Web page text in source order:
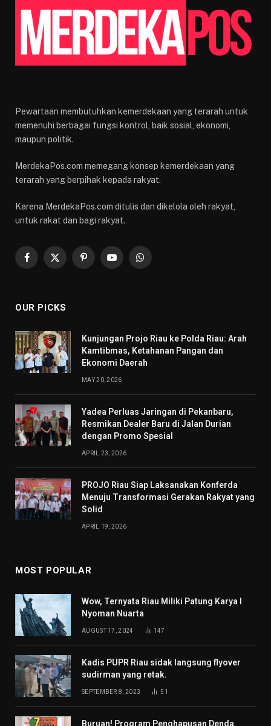
Pewartaan membutuhkan kemerdekaan yang terarah untuk
memenuhi berbagai fungsi kontrol, baik sosial, ekonomi,
maupun politik.
MerdekaPos.com memegang konsep kemerdekaan yang
terarah yang berpihak kepada rakyat.
Karena MerdekaPos.com ditulis dan dikelola oleh rakyat,
untuk rakat dan bagi rakyat.
Facebook
X
PinterestYouTubeWhatsApp
OUR PICKS
Kunjungan Projo Riau ke Polda Riau: Arah
Kamtibmas, Ketahanan Pangan dan
Ekonomi Daerah
MAY 20, 2026
Yadea Perluas Jaringan di Pekanbaru,
Resmikan Dealer Baru di Jalan Durian
dengan Promo Spesial
APRIL 23, 2026
PROJO Riau Siap Laksanakan Konferda
Menuju Transformasi Gerakan Rakyat yang
Solid
APRIL 19, 2026
MOST POPULAR
Wow, Ternyata Riau Miliki Patung Karya I
Nyoman Nuarta
AUGUST 17, 2024 147
Kadis PUPR Riau sidak langsung flyover
sudirman yang retak.
SEPTEMBER 8, 2023 51
Buruan! Program Penghapusan Denda